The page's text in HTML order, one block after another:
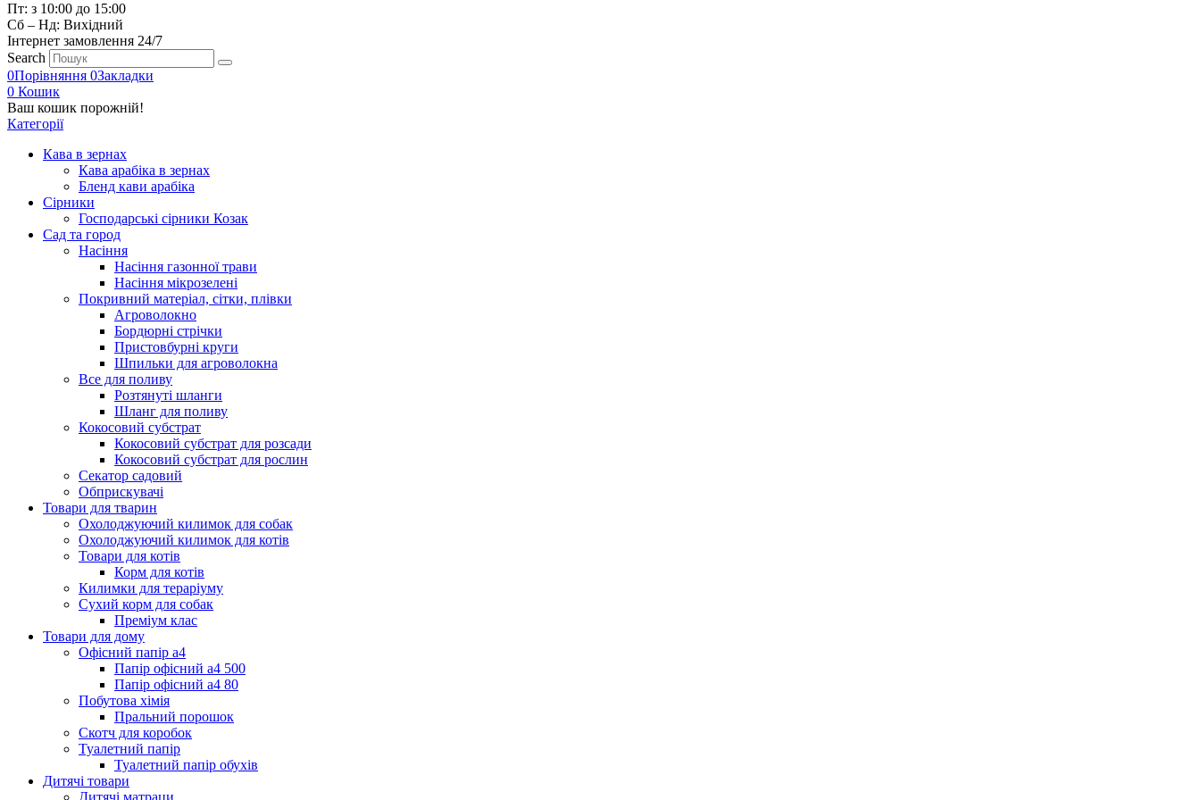
Пт: з 10:00 до 15:00
Сб – Нд: Вихідний
Інтернет замовлення 24/7
Search
0Порівняння 0Закладки
0 Кошик
Ваш кошик порожній!
Категорії
Кава в зернах
Кава арабіка в зернах
Бленд кави арабіка
Сірники
Господарські сірники Козак
Сад та город
Насіння
Насіння газонної трави
Насіння мікрозелені
Покривний матеріал, сітки, плівки
Агроволокно
Бордюрні стрічки
Пристовбурні круги
Шпильки для агроволокна
Все для поливу
Розтянуті шланги
Шланг для поливу
Кокосовий субстрат
Кокосовий субстрат для розсади
Кокосовий субстрат для рослин
Секатор садовий
Обприскувачі
Товари для тварин
Охолоджуючий килимок для собак
Охолоджуючий килимок для котів
Товари для котів
Корм для котів
Килимки для тераріуму
Сухий корм для собак
Преміум клас
Товари для дому
Офісний папір а4
Папір офісний а4 500
Папір офісний а4 80
Побутова хімія
Пральний порошок
Скотч для коробок
Туалетний папір
Туалетний папір обухів
Дитячі товари
Дитячі матраци